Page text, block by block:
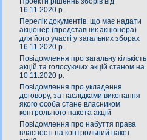
16.11.2020 р.
Перелік документів, що має надати
акціонер (представник акціонера)
для його участі у загальних зборах
16.11.2020 р.
Повідомлення про загальну кількість
акцій та голосуючих акцій станом на
10.11.2020 р.
Повідомлення про укладення
договору, за наслідками виконання
якого особа стане власником
контрольного пакета акцій
Повідомлення про набуття права
власності на контрольний пакет